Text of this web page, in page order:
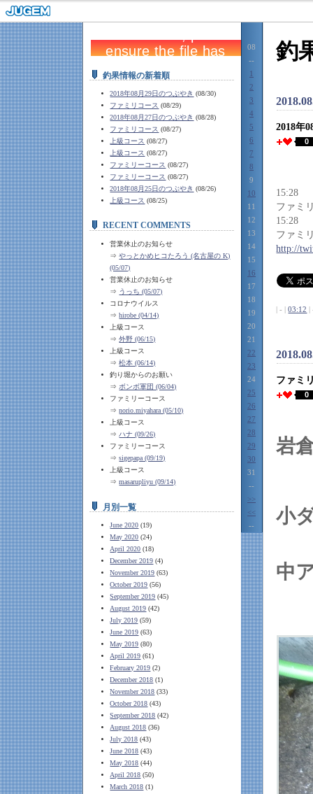
釣果情報の新着順
2018年08月29日のつぶやき (08/30)
ファミリコース (08/29)
2018年08月27日のつぶやき (08/28)
ファミリコース (08/27)
上級コース (08/27)
上級コース (08/27)
ファミリーコース (08/27)
ファミリーコース (08/27)
2018年08月25日のつぶやき (08/26)
上級コース (08/25)
RECENT COMMENTS
営業休止のお知らせ
⇒やっとかめヒコたろう (名古屋の K)
(05/07)
営業休止のお知らせ
⇒ うっち (05/07)
コロナウイルス
⇒hirobe (04/14)
上級コース
⇒外野 (06/15)
上級コース
⇒松本 (06/14)
釣り堀からのお願い
⇒ ボンボ軍団 (06/04)
ファミリーコース
⇒norio.miyahara (05/10)
上級コース
⇒ハナ (09/26)
ファミリーコース
⇒sigepapa (09/19)
上級コース
⇒masarupliyu (09/14)
月別一覧
June 2020 (19)
May 2020 (24)
April 2020 (18)
December 2019 (4)
November 2019 (63)
October 2019 (56)
September 2019 (45)
August 2019 (42)
July 2019 (59)
June 2019 (63)
May 2019 (80)
April 2019 (61)
February 2019 (2)
December 2018 (1)
November 2018 (33)
October 2018 (43)
September 2018 (42)
August 2018 (36)
July 2018 (43)
June 2018 (43)
May 2018 (44)
April 2018 (50)
March 2018 (1)
08
--
1
2
3
4
5
6
7
8
9
10
11
12
13
14
15
16
17
18
19
20
21
22
23
24
25
26
27
28
29
30
31
--
>>
<<
--
釣
2018年
0
15:28
ファミ
15:28
ファミ
http://
| - |03:12 |
ファミ
0
岩
小
中